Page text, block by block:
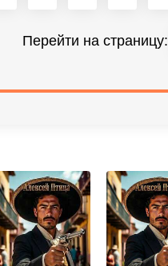
Перейти на страницу: